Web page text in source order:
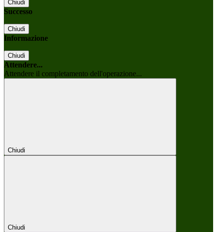
Chiudi
Successo
Chiudi
Informazione
Chiudi
Attendere...
Attendere il completamento dell'operazione...
Chiudi
Chiudi